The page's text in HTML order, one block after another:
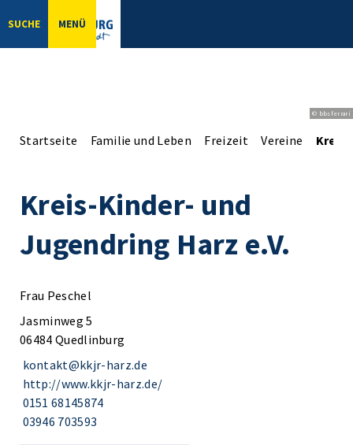
SUCHE MENÜ
© bbsferrari
Startseite Familie und Leben Freizeit Vereine
Kreis-Kinder- und
Jugendring Harz e.V.
Frau Peschel
Jasminweg 5
06484 Quedlinburg
kontakt@kkjr-harz.de
http://www.kkjr-harz.de/
0151 68145874
03946 703593